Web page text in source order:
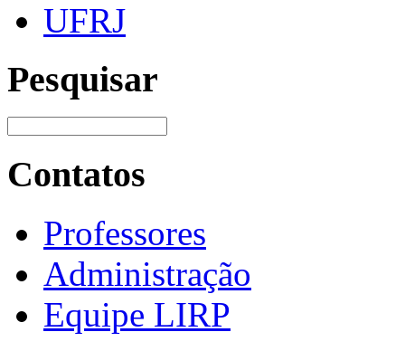
UFRJ
Pesquisar
Contatos
Professores
Administração
Equipe LIRP